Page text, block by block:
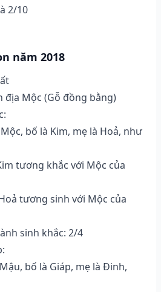
2/10
năm 2018
địa Mộc (Gỗ đồng bằng)
bố là Kim, mẹ là Hoả, như
tương khắc với Mộc của
tương sinh với Mộc của
sinh khắc: 2/4
bố là Giáp, mẹ là Đinh,